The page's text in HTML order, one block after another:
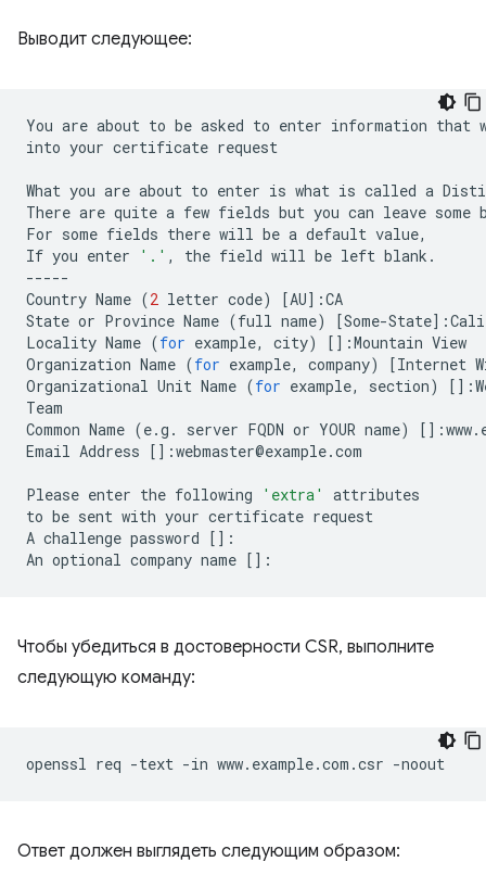
Выводит следующее:
You are about to be asked to enter information that
into your certificate request
What you are about to enter is what is called a
There are quite a few fields but you can leave some
For some fields there will be a default value,
If you enter '.' , the field will be left blank.
-----
Country Name (2 letter code) [AU] :CA
State or Province Name (full name) [Some-State]
Locality Name (for example, city) [] :Mountain View
Organization Name (for example, company) [Internet
Organizational Unit Name (for example, section) []
Team
Common Name (e.g. server FQDN or YOUR name) []
Email Address [] :webmaster@example.com
Please enter the following 'extra'
attributes
to be sent with your certificate request
A challenge password [] :
An optional company name []
Чтобы убедиться в достоверности CSR, выполните
следующую команду:
openssl req -text -in www.example.com.csr
Ответ должен выглядеть следующим образом: